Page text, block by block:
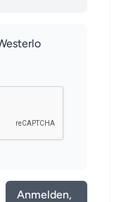
Anmelden,